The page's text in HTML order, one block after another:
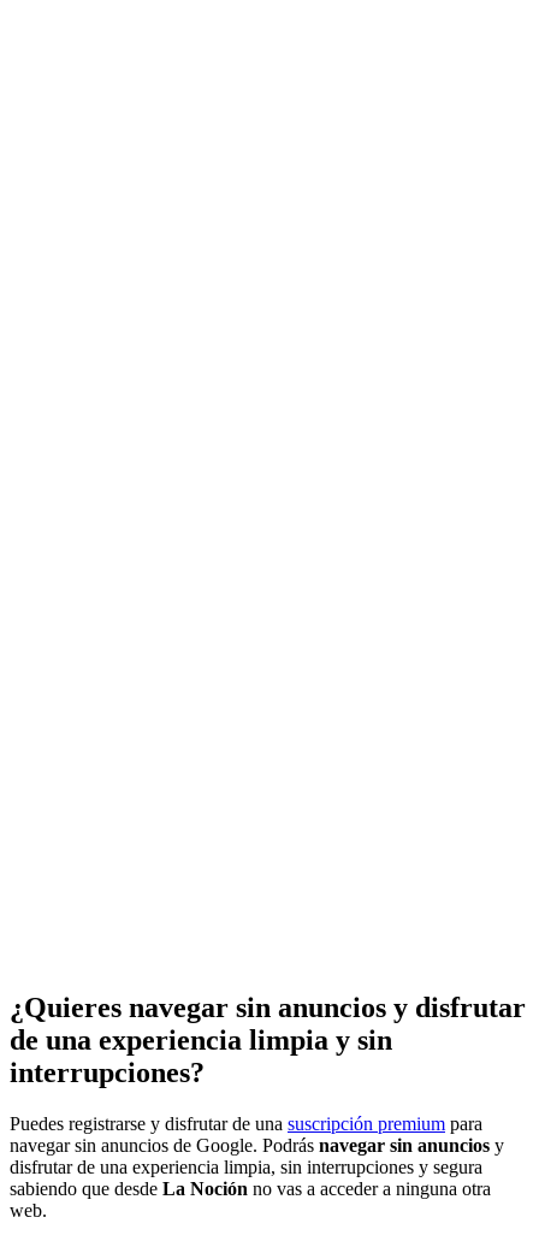
¿Quieres navegar sin anuncios y disfrutar
de una experiencia limpia y sin
interrupciones?
Puedes registrarse y disfrutar de una suscripción premium para
navegar sin anuncios de Google. Podrás navegar sin anuncios y
disfrutar de una experiencia limpia, sin interrupciones y segura
sabiendo que desde La Noción no vas a acceder a ninguna otra
web.